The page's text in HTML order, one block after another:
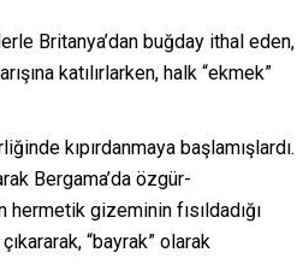
Britanya’dan buğday ithal eden,
katılırlarken, halk “ekmek”
kıpırdanmaya başlamışlardı.
Bergama’da özgür-
hermetik gizeminin fısıldadığı
“bayrak” olarak